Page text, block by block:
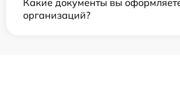
Какие документы вы
организаций?